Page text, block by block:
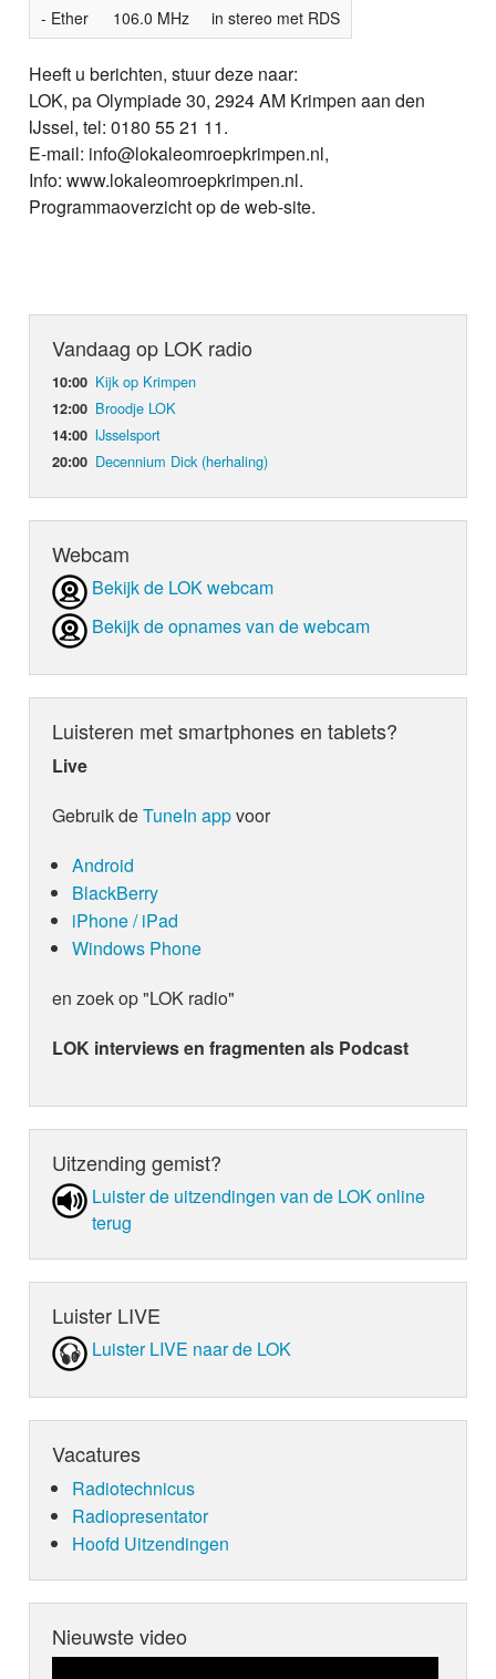
- Ether 106.0 MHz in stereo met RDS
Heeft u berichten, stuur deze naar:
LOK, pa Olympiade 30, 2924 AM Krimpen aan den
IJssel, tel: 0180 55 21 11.
E-mail: info@lokaleomroepkrimpen.nl,
Info: www.lokaleomroepkrimpen.nl.
Programmaoverzicht op de web-site.
Vandaag op LOK radio
10:00 Kijk op Krimpen
12:00 Broodje LOK
14:00 IJsselsport
20:00 Decennium Dick (herhaling)
Webcam
Bekijk de LOK webcam
Bekijk de opnames van de webcam
Luisteren met smartphones en tablets?
Live
Gebruik deTuneIn appvoor
Android
BlackBerry
iPhone / iPad
Windows Phone
en zoek op "LOK radio"
LOK interviews en fragmenten als Podcast
Uitzending gemist?
Luister de uit­zen­din­gen van de LOK online
terug
Luister LIVE
Luister LIVE naar de LOK
Vacatures
Radiotechnicus
Radiopresentator
Hoofd Uitzendingen
Nieuwste video